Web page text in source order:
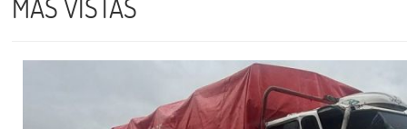
MÁS VISTAS